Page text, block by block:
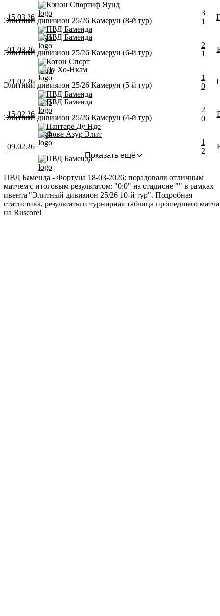
15.03.26
Кэнон Спортиф Яунд
ПВД Баменда
3
1
Элитный дивизион 25/26 Камерун (8-й тур)
01.03.26
ПВД Баменда
Котон Спорт
2
1
Элитный дивизион 25/26 Камерун (6-й тур)
21.02.26
Ду Хо-Нкам
ПВД Баменда
1
0
Элитный дивизион 25/26 Камерун (5-й тур)
15.02.26
ПВД Баменда
Пантере Ду Нде
2
0
Элитный дивизион 25/26 Камерун (4-й тур)
09.02.26
Фове Азур Элит
ПВД Баменда
1
2
Показать ещё
ПВД Баменда - Фортуна 18-03-2026: порадовали отличным
матчем с итоговым результатом: "0:0" на стадионе "" в рамках
ивента "Элитный дивизион 25/26 10-й тур". Подробная
статистика, результаты и турнирная таблица прошедшего матча
на Ruscore!